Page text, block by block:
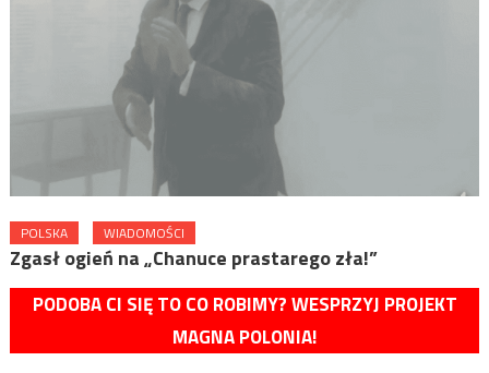
POLSKA WIADOMOŚCI
Zgasł ogień na „Chanuce prastarego zła!”
PODOBA CI SIĘ TO CO ROBIMY? WESPRZYJ PROJEKT
MAGNA POLONIA!